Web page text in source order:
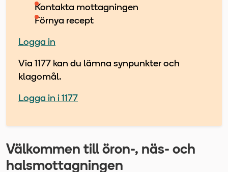
Kontakta mottagningen
Förnya recept
Logga in
Via 1177 kan du lämna synpunkter och
klagomål.
Logga in i 1177
Välkommen till öron-, näs- och
halsmottagningen